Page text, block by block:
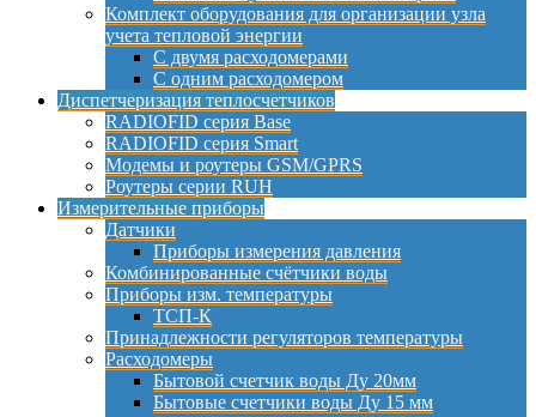
Комплект оборудования для организации узла
учета тепловой энергии
С двумя расходомерами
С одним расходомером
Диспетчеризация теплосчетчиков
RADIOFID серия Base
RADIOFID серия Smart
Модемы и роутеры GSM/GPRS
Роутеры серии RUH
Измерительные приборы
Датчики
Приборы измерения давления
Комбинированные счётчики воды
Приборы изм. температуры
ТСП-К
Принадлежности регуляторов температуры
Расходомеры
Бытовой счетчик воды Ду 20мм
Бытовые счетчики воды Ду 15 мм